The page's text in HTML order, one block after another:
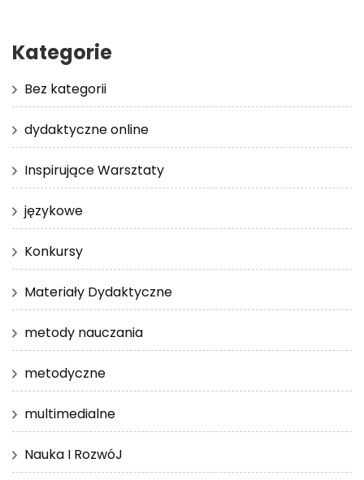
Kategorie
Bez kategorii
dydaktyczne online
Inspirujące Warsztaty
językowe
Konkursy
Materiały Dydaktyczne
metody nauczania
metodyczne
multimedialne
Nauka I RozwóJ